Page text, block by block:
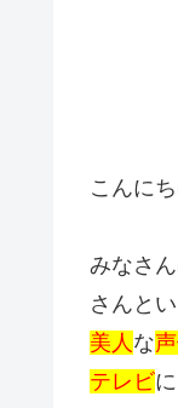
こんに
みなさ
さんとい
美人 な
テレビ